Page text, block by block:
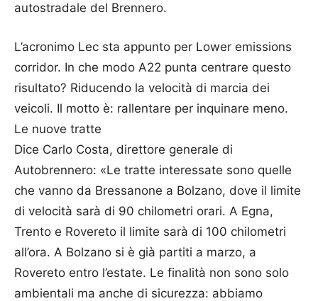
autostradale del Brennero.
L’acronimo Lec sta appunto per Lower emissions
corridor. In che modo A22 punta centrare questo
risultato? Riducendo la velocità di marcia dei
veicoli. Il motto è: rallentare per inquinare meno.
Le nuove tratte
Dice Carlo Costa, direttore generale di
Autobrennero: «Le tratte interessate sono quelle
che vanno da Bressanone a Bolzano, dove il limite
di velocità sarà di 90 chilometri orari. A Egna,
Trento e Rovereto il limite sarà di 100 chilometri
all’ora. A Bolzano si è già partiti a marzo, a
Rovereto entro l’estate. Le finalità non sono solo
ambientali ma anche di sicurezza: abbiamo